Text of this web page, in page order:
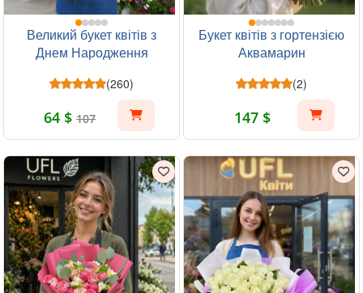
Великий букет квітів з
Днем Народження
(260)
64 $ 107
Букет квітів з гортензією
Аквамарин
(2)
147 $